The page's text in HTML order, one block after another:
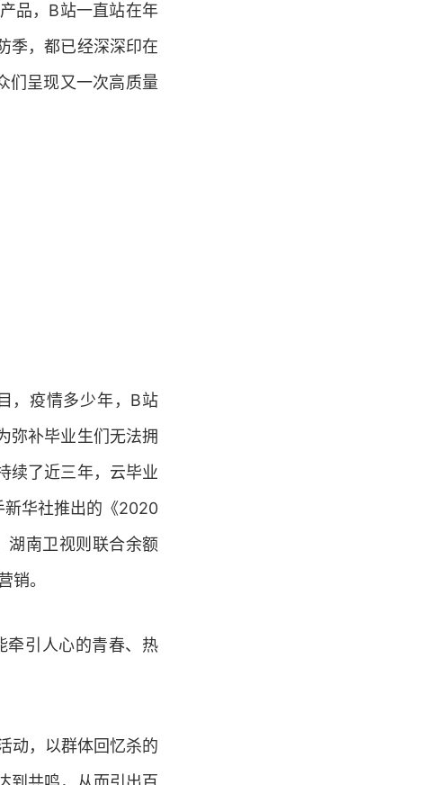
品，B站一直站在年
季，都已经深深印在
们呈现又一次高质量
，疫情多少年，B站
弥补毕业生们无法拥
续了近三年，云毕业
新华社推出的《2020
湖南卫视则联合余额
销。
牵引人心的青春、热
动，以群体回忆杀的